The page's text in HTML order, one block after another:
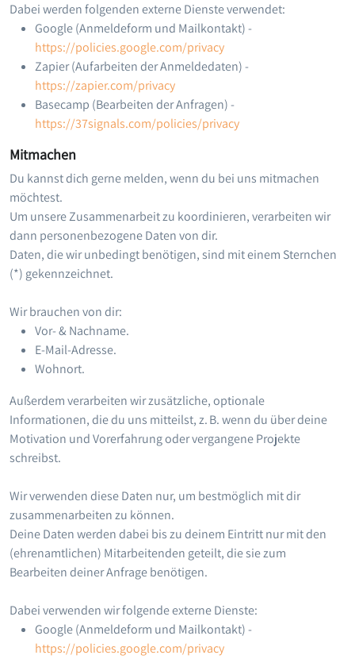
Dabei werden folgenden externe Dienste verwendet:
Google (Anmeldeform und Mailkontakt) -
https://policies.google.com/privacy
Zapier (Aufarbeiten der Anmeldedaten) -
https://zapier.com/privacy
Basecamp (Bearbeiten der Anfragen) -
https://37signals.com/policies/privacy
Mitmachen
Du kannst dich gerne melden, wenn du bei uns mitmachen
möchtest.
Um unsere Zusammenarbeit zu koordinieren, verarbeiten wir
dann personenbezogene Daten von dir.
Daten, die wir unbedingt benötigen, sind mit einem Sternchen
(*) gekennzeichnet.
Wir brauchen von dir:
Vor- & Nachname.
E-Mail-Adresse.
Wohnort.
Außerdem verarbeiten wir zusätzliche, optionale
Informationen, die du uns mitteilst, z. B. wenn du über deine
Motivation und Vorerfahrung oder vergangene Projekte
schreibst.
Wir verwenden diese Daten nur, um bestmöglich mit dir
zusammenarbeiten zu können.
Deine Daten werden dabei bis zu deinem Eintritt nur mit den
(ehrenamtlichen) Mitarbeitenden geteilt, die sie zum
Bearbeiten deiner Anfrage benötigen.
Dabei verwenden wir folgende externe Dienste:
Google (Anmeldeform und Mailkontakt) -
https://policies.google.com/privacy